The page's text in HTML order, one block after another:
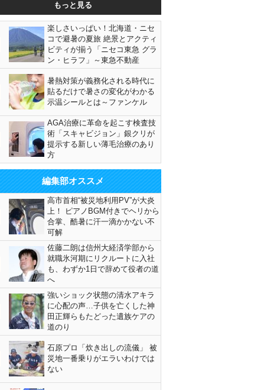
もっと見る
楽しさいっぱい！北海道・ニセ
コで避暑の夏旅 絶景とアクティ
ビティが揃う「ニセコ東急 グラ
ン・ヒラフ」～東急不動産
暑熱対策が義務化される時代に
貼るだけで暑さの変化がわかる
示温シールとは～ファンケル
AGA治療に革命を起こす検査技
術「スキャビジョン」銀クリが
提示する新しい薄毛治療のあり
方
編集部オススメ
高市首相“被災地利用PV”が大炎
上！ ピアノBGM付きでヘリから
合掌、酷暑に汗一滴かかない不
可解
佐藤二朗は信州大経済学部から
就職氷河期にリクルートに入社
も、わずか1日で辞めて役者の道
へ
強いショック状態の清水アキラ
に心配の声…子供を亡くした神
田正輝らもたどった遺族ケアの
道のり
石原プロ「炊き出しの流儀」 被
災地一番乗りがエラいわけでは
ない